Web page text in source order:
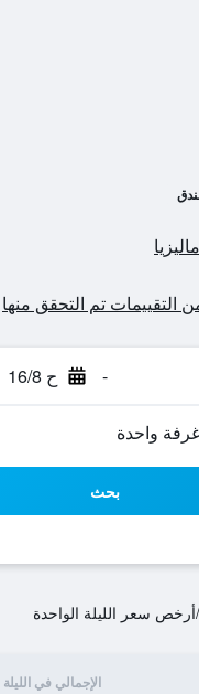
- ح 16/8
بحث
/أرخص سعر الليلة الواحدة
الإجمالي في الليلة